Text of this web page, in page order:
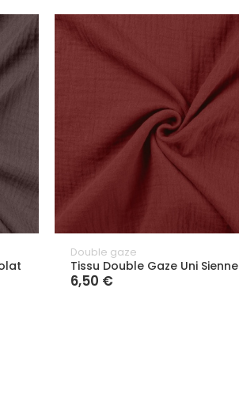
Double gaze
Tissu Double Gaze Uni Sienne
6,50 €